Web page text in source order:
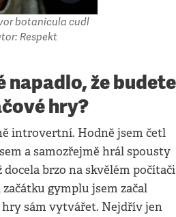
botanicula cudl
Respekt
napadlo, že budete
hry?
introvertní. Hodně jsem četl
a samozřejmě hrál spousty
brzo na skvělém počítači
gymplu jsem začal
sám vytvářet. Nejdřív jen